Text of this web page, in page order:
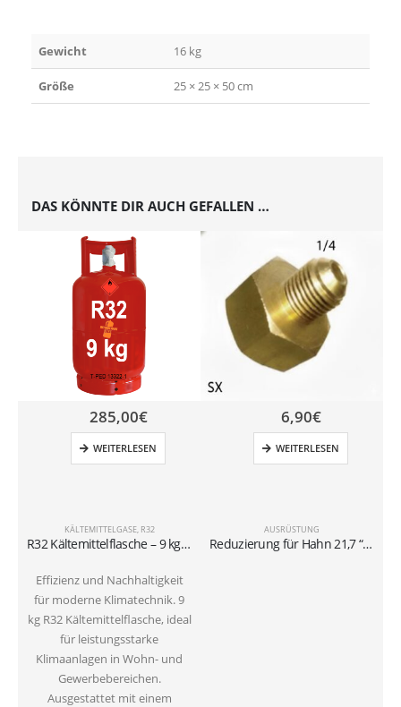
Gewicht 16 kg
Größe 25 × 25 × 50 cm
DAS KÖNNTE DIR AUCH GEFALLEN …
KÄLTEMITTELGASE, R32
R32 Kältemittelflasche – 9 kg (Ventil W21,7 × 1/14″ Links) – Wiederbefüllbar
Effizienz und Nachhaltigkeit
für moderne Klimatechnik. 9
kg R32 Kältemittelflasche, ideal
für leistungsstarke
Klimaanlagen in Wohn- und
Gewerbebereichen.
Ausgestattet mit einem
285,00€
WEITERLESEN
AUSRÜSTUNG
Reduzierung für Hahn 21,7 “-1/14 x 1/4” SX
6,90€
WEITERLESEN